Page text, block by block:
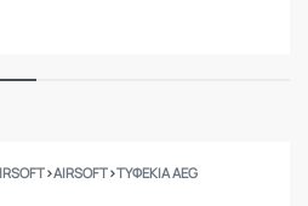
›AIRSOFT›ΤΥΦΈΚΙΑ AEG